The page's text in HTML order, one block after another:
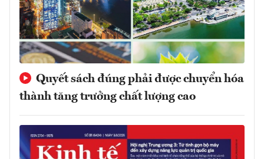
Quyết sách đúng phải được chuyển hóa
thành tăng trưởng chất lượng cao